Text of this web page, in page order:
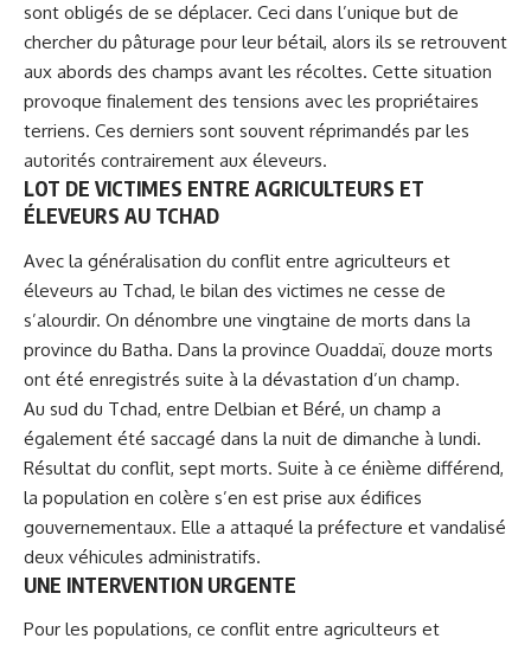
sont obligés de se déplacer. Ceci dans l’unique but de
chercher du pâturage pour leur bétail, alors ils se retrouvent
aux abords des champs avant les récoltes. Cette situation
provoque finalement des tensions avec les propriétaires
terriens. Ces derniers sont souvent réprimandés par les
autorités contrairement aux éleveurs.
LOT DE VICTIMES ENTRE AGRICULTEURS ET
ÉLEVEURS AU TCHAD
Avec la généralisation du conflit entre agriculteurs et
éleveurs au Tchad, le bilan des victimes ne cesse de
s’alourdir. On dénombre une vingtaine de morts dans la
province du Batha. Dans la province Ouaddaï, douze morts
ont été enregistrés suite à la dévastation d’un champ.
Au sud du Tchad, entre Delbian et Béré, un champ a
également été saccagé dans la nuit de dimanche à lundi.
Résultat du conflit, sept morts. Suite à ce énième différend,
la population en colère s’en est prise aux édifices
gouvernementaux. Elle a attaqué la préfecture et vandalisé
deux véhicules administratifs.
UNE INTERVENTION URGENTE
Pour les populations, ce conflit entre agriculteurs et